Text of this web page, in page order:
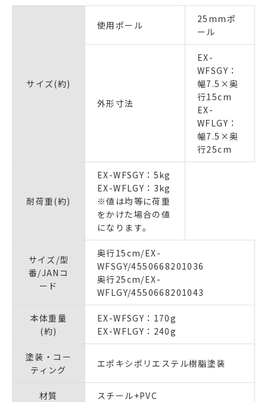
サイズ(約)
使用ポール
25mmポ
ール
外形寸法
EX-
WFSGY：
幅7.5×奥
行15cm
EX-
WFLGY：
幅7.5×奥
行25cm
耐荷重(約)
EX-WFSGY：5kg
EX-WFLGY：3kg
※値は均等に荷重
をかけた場合の値
になります。
サイズ/型
番/JANコ
ード
奥行15cm/EX-
WFSGY/4550668201036
奥行25cm/EX-
WFLGY/4550668201043
本体重量
(約)
EX-WFSGY：170g
EX-WFLGY：240g
塗装・コー
ティング
エポキシポリエステル樹脂塗装
材質 スチール+PVC